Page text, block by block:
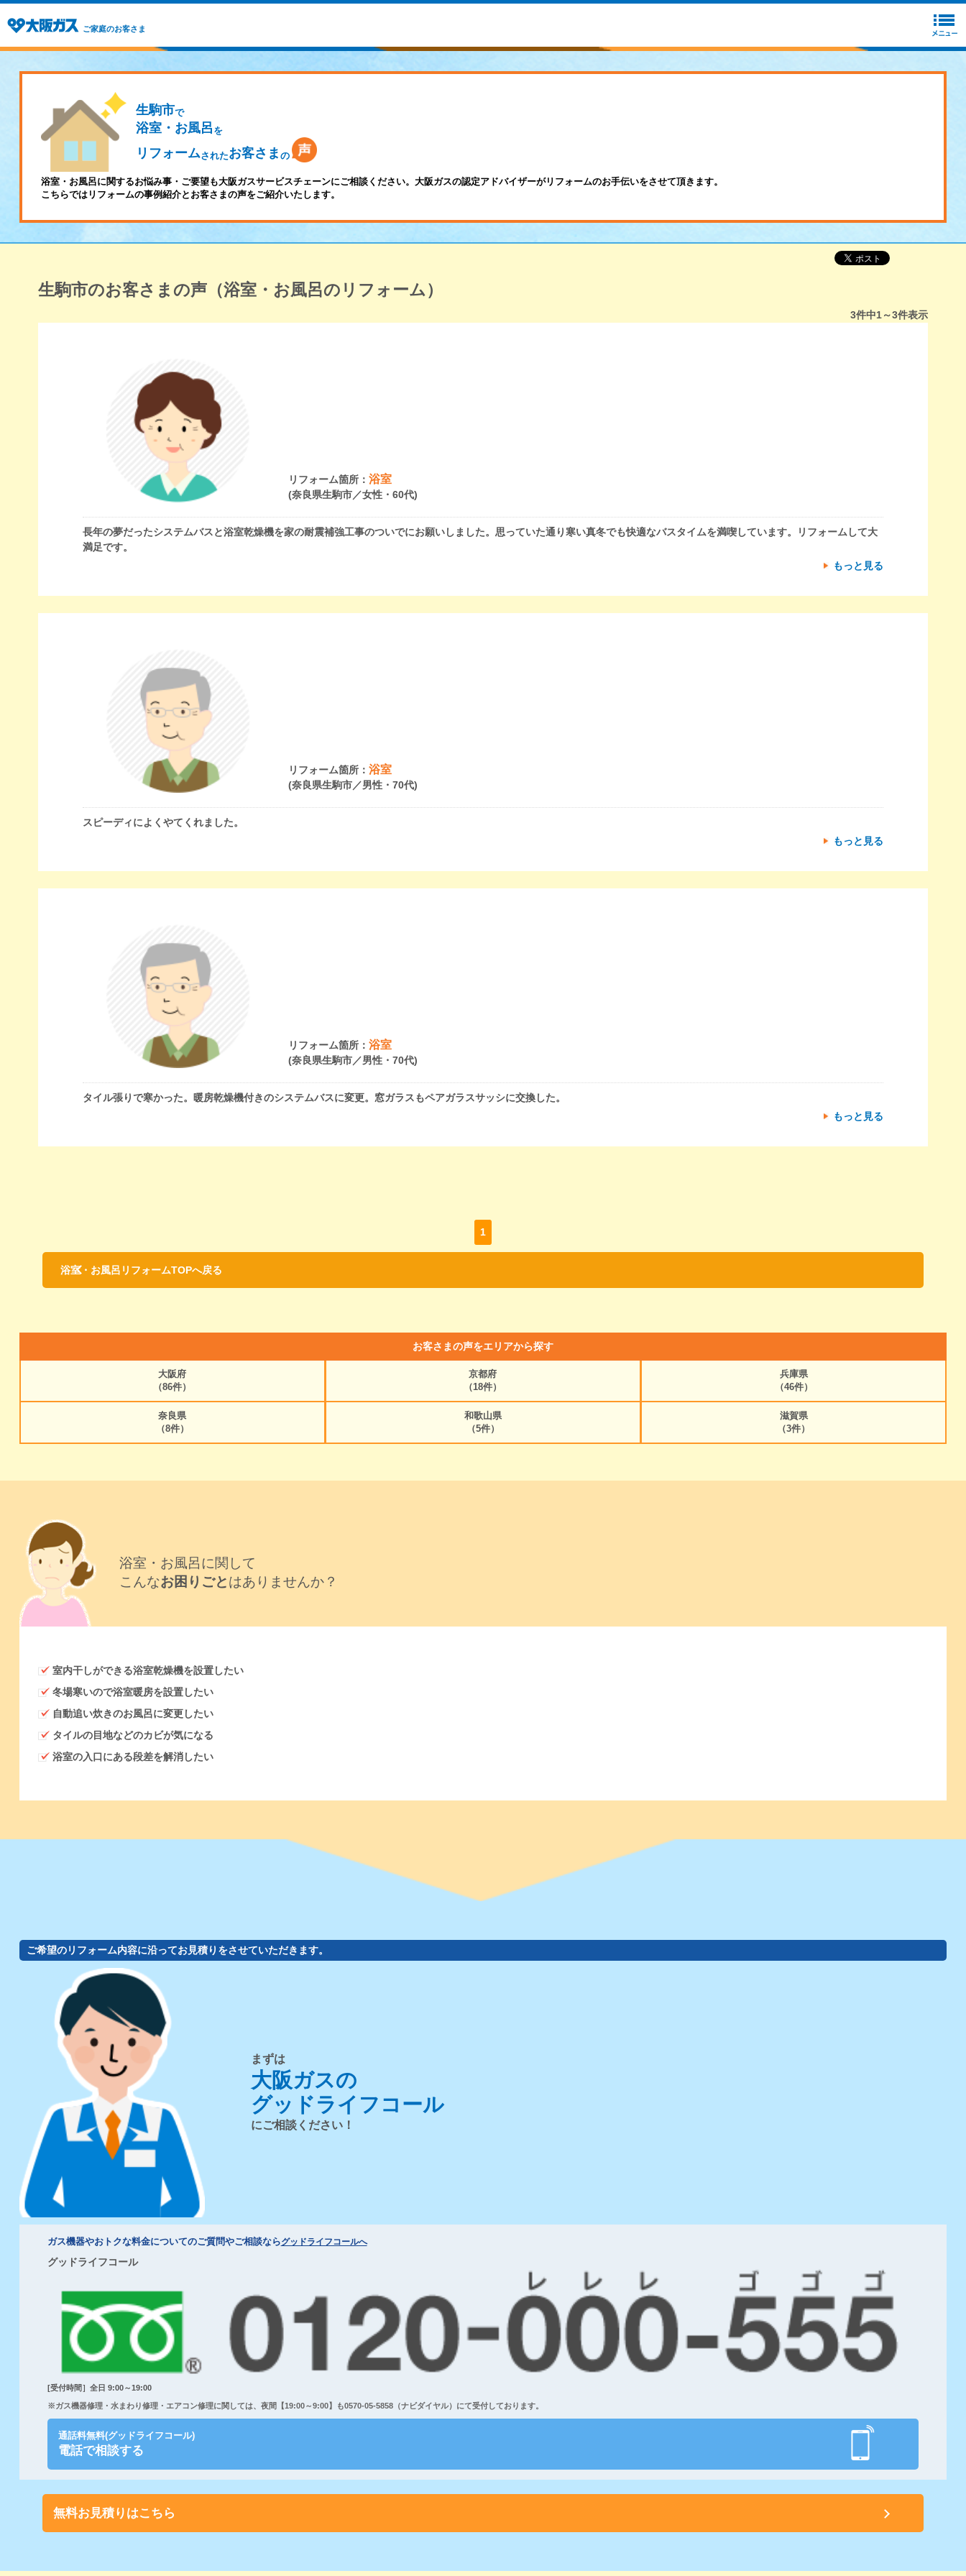
ご家庭のお客さま
生駒市で
浴室・お風呂 を
リフォームされたお客さま の
浴室・お風呂に関するお悩み事・ご要望も大阪ガスサービスチェーンにご相談ください。大阪ガスの認定アドバイザーがリフォームのお手伝いをさせて頂きます。
こちらではリフォームの事例紹介とお客さまの声をご紹介いたします。
生駒市のお客さまの声（浴室・お風呂のリフォーム）
3件中1～3件表示
リフォーム箇所：浴室
(奈良県生駒市／女性・60代)
長年の夢だったシステムバスと浴室乾燥機を家の耐震補強工事のついでにお願いしました。思っていた通り寒い真冬でも快適なバスタイムを満喫しています。リフォームして大
満足です。
もっと見る
リフォーム箇所：浴室
(奈良県生駒市／男性・70代)
スピーディによくやてくれました。
もっと見る
リフォーム箇所：浴室
(奈良県生駒市／男性・70代)
タイル張りで寒かった。暖房乾燥機付きのシステムバスに変更。窓ガラスもペアガラスサッシに交換した。
もっと見る
1
浴室・お風呂リフォームTOPへ戻る
お客さまの声をエリアから探す
大阪府
（86件）
京都府
（18件）
兵庫県
（46件）
奈良県
（8件）
和歌山県
（5件）
滋賀県
（3件）
浴室・お風呂に関して
こんなお困りごとはありませんか？
室内干しができる浴室乾燥機を設置したい
冬場寒いので浴室暖房を設置したい
自動追い炊きのお風呂に変更したい
タイルの目地などのカビが気になる
浴室の入口にある段差を解消したい
ご希望のリフォーム内容に沿ってお見積りをさせていただきます。
まずは
大阪ガスの
グッドライフコール
にご相談ください！
ガス機器やおトクな料金についてのご質問やご相談ならグッドライフコールへ
グッドライフコール
[受付時間］全日 9:00～19:00
※ガス機器修理・水まわり修理・エアコン修理に関しては、夜間【19:00～9:00】も0570-05-5858（ナビダイヤル）にて受付しております。
通話料無料(グッドライフコール)
電話で相談する
無料お見積りはこちら